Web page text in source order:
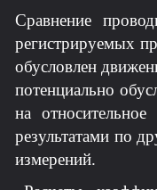
Сравнение
регистрируемых
обусловлен
потенциально
на
результатами по
измерений.